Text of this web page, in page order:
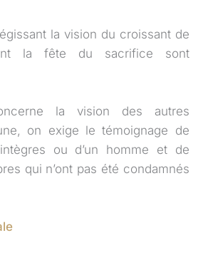
la vision du croissant de
la fête du sacrifice sont
la vision des autres
on exige le témoignage de
ou d’un homme et de
qui n’ont pas été condamnés